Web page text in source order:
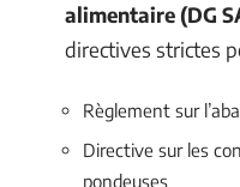
alimentaire (DG
directives strictes
Règlement sur
Directive sur les
pondeuses